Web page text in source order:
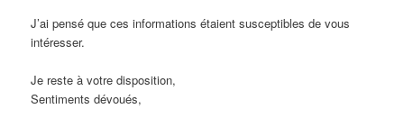
J’ai pensé que ces informations étaient susceptibles de vous
intéresser.
Je reste à votre disposition,
Sentiments dévoués,